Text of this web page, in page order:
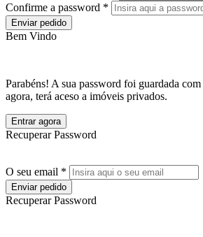
Confirme a password *
Enviar pedido
Bem Vindo
Parabéns! A sua password foi guardada
agora, terá aceso a imóveis privados.
Entrar agora
Recuperar Password
O seu email *
Enviar pedido
Recuperar Password